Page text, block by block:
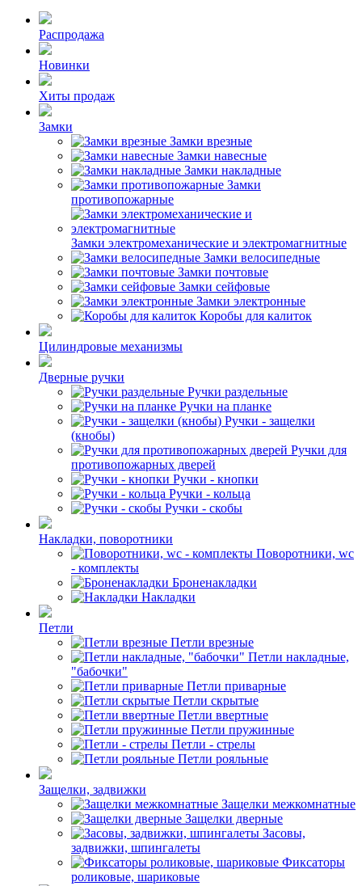
Распродажа
Новинки
Хиты продаж
Замки
Замки врезные
Замки навесные
Замки накладные
Замки
противопожарные
Замки электромеханические и электромагнитные
Замки велосипедные
Замки почтовые
Замки сейфовые
Замки электронные
Коробы для калиток
Цилиндровые механизмы
Дверные ручки
Ручки раздельные
Ручки на планке
Ручки - защелки
(кнобы)
Ручки для
противопожарных дверей
Ручки - кнопки
Ручки - кольца
Ручки - скобы
Накладки, поворотники
Поворотники, wc
- комплекты
Броненакладки
Накладки
Петли
Петли врезные
Петли накладные,
"бабочки"
Петли приварные
Петли скрытые
Петли ввертные
Петли пружинные
Петли - стрелы
Петли рояльные
Защелки, задвижки
Защелки межкомнатные
Защелки дверные
Засовы,
задвижки, шпингалеты
Фиксаторы
роликовые, шариковые